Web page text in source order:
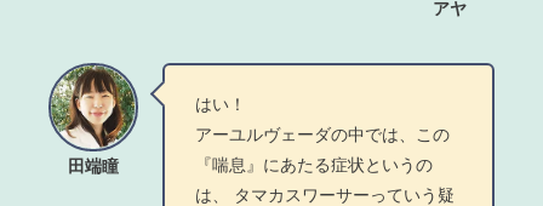
アヤ
田端瞳
はい！
アーユルヴェーダの中では、この
『喘息』にあたる症状というの
は、 タマカスワーサーっていう疑